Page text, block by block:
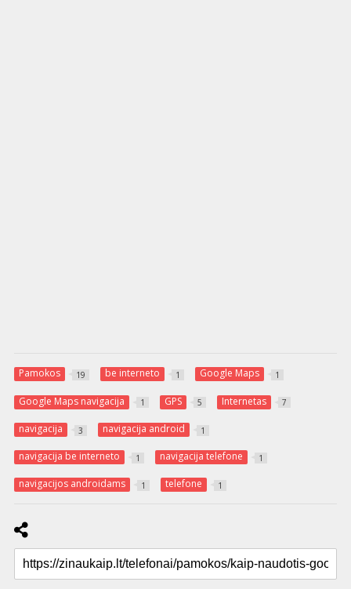
Pamokos 19 be interneto 1 Google Maps 1
Google Maps navigacija 1 GPS 5 Internetas 7
navigacija 3 navigacija android 1
navigacija be interneto 1 navigacija telefone 1
navigacijos androidams 1 telefone 1